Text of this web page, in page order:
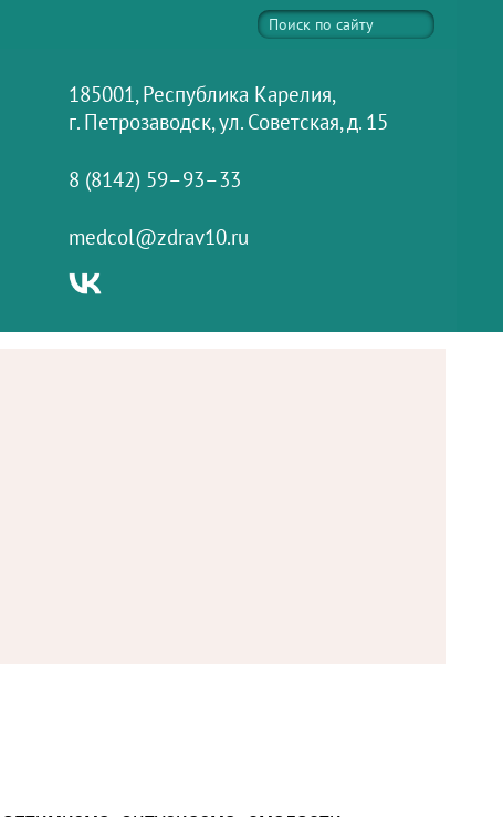
185001, Республика Карелия,
г. Петрозаводск, ул. Советская, д. 15
8 (8142) 59–93–33
medcol@zdrav10.ru